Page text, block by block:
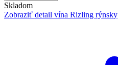
Skladom
Zobraziť detail vína Rizling rýnsky